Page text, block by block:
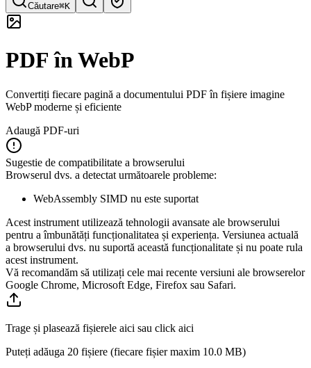
Căutare⌘K
Căutare rapidă a instrumentelor
PDF în WebP
Convertiți fiecare pagină a documentului PDF în fișiere imagine
WebP moderne și eficiente
Adaugă PDF-uri
Sugestie de compatibilitate a browserului
Browserul dvs. a detectat următoarele probleme:
WebAssembly SIMD nu este suportat
Acest instrument utilizează tehnologii avansate ale browserului
pentru a îmbunătăți funcționalitatea și experiența. Versiunea actuală
a browserului dvs. nu suportă această funcționalitate și nu poate rula
acest instrument.
Vă recomandăm să utilizați cele mai recente versiuni ale browserelor
Google Chrome, Microsoft Edge, Firefox sau Safari.
Trage și plasează fișierele aici sau click aici
Puteți adăuga 20 fișiere (fiecare fișier maxim 10.0 MB)